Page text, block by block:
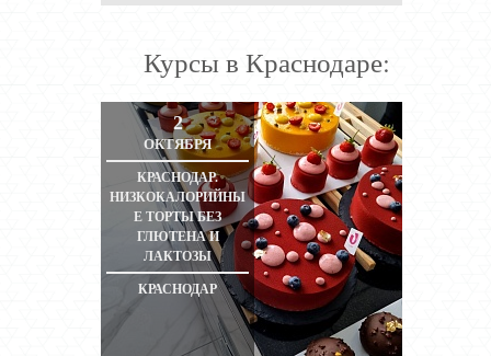
Курсы в Краснодаре:
2
ОКТЯБРЯ
КРАСНОДАР.
НИЗКОКАЛОРИЙНЫ
Е ТОРТЫ БЕЗ
ГЛЮТЕНА И
ЛАКТОЗЫ
КРАСНОДАР